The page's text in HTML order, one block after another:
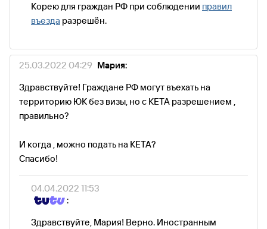
Корею для граждан РФ при соблюдении правил
въезда разрешён.
25.03.2022 04:29 Мария:
Здравствуйте! Граждане РФ могут въехать на
территорию ЮК без визы, но с КЕТА разрешением ,
правильно?
И когда , можно подать на КЕТА?
Спасибо!
04.04.2022 11:53
:
Здравствуйте, Мария! Верно. Иностранным